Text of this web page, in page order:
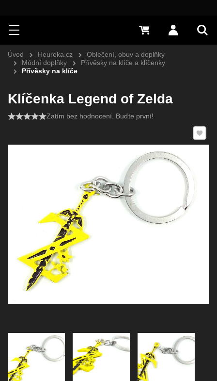
Hledat
Menu Přihlásit
0 Kč
Úvod Heureka.cz
Oblečení, obuv a doplňky
Módní doplňky
Přívěsky na klíče a klíčenky
Přívěsky na klíče
Klíčenka Legend of Zelda
Zatím bez hodnocení. Buďte první!
Přidat